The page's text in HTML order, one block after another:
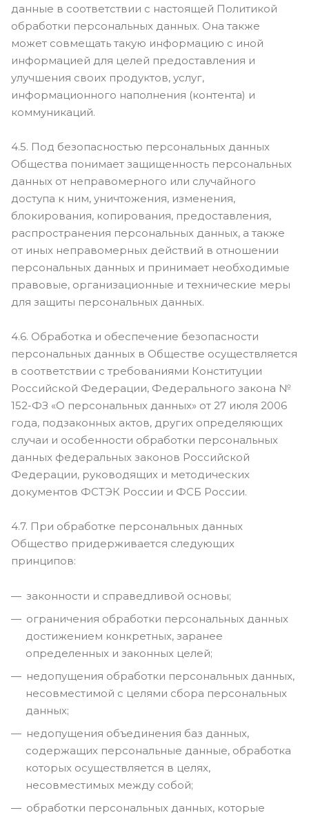
данные в соответствии с настоящей Политикой
обработки персональных данных. Она также
может совмещать такую информацию с иной
информацией для целей предоставления и
улучшения своих продуктов, услуг,
информационного наполнения (контента) и
коммуникаций.
4.5. Под безопасностью персональных данных
Общества понимает защищенность персональных
данных от неправомерного или случайного
доступа к ним, уничтожения, изменения,
блокирования, копирования, предоставления,
распространения персональных данных, а также
от иных неправомерных действий в отношении
персональных данных и принимает необходимые
правовые, организационные и технические меры
для защиты персональных данных.
4.6. Обработка и обеспечение безопасности
персональных данных в Обществе осуществляется
в соответствии с требованиями Конституции
Российской Федерации, Федерального закона №
152-ФЗ «О персональных данных» от 27 июля 2006
года, подзаконных актов, других определяющих
случаи и особенности обработки персональных
данных федеральных законов Российской
Федерации, руководящих и методических
документов ФСТЭК России и ФСБ России.
4.7. При обработке персональных данных
Общество придерживается следующих
принципов:
законности и справедливой основы;
ограничения обработки персональных данных
достижением конкретных, заранее
определенных и законных целей;
недопущения обработки персональных данных,
несовместимой с целями сбора персональных
данных;
недопущения объединения баз данных,
содержащих персональные данные, обработка
которых осуществляется в целях,
несовместимых между собой;
обработки персональных данных, которые